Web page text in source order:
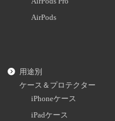
AirPods
用途別
ケース＆プロテクター
iPhoneケース
iPadケース